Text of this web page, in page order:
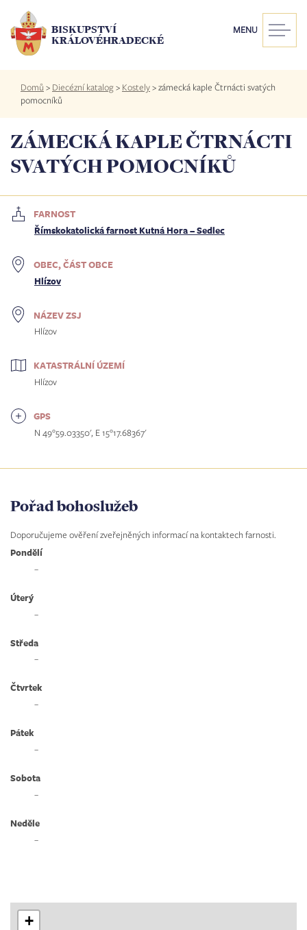
hlavnímu
obsahu
BISKUPSTVÍ
KRÁLOVÉHRADECKÉ
MENU
Drobečková
navigace
Domů > Diecézní katalog> Kostely>zámecká kaple Čtrnácti svatých
pomocníků
ZÁMECKÁ KAPLE ČTRNÁCTI
SVATÝCH POMOCNÍKŮ
FARNOST
Římskokatolická farnost Kutná Hora – Sedlec
OBEC, ČÁST OBCE
Hlízov
NÁZEV ZSJ
Hlízov
KATASTRÁLNÍ ÚZEMÍ
Hlízov
GPS
N 49°59.03350', E 15°17.68367'
Pořad bohoslužeb
Doporučujeme ověření zveřejněných informací na kontaktech farnosti.
Pondělí
–
Úterý
–
Středa
–
Čtvrtek
–
Pátek
–
Sobota
–
Neděle
–
+